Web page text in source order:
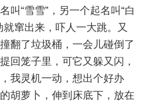
叫“雪雪”，另一个起名叫“白
窜出来，吓人一大跳。又
翻了垃圾桶，一会儿碰倒了
回笼子里，可它又躲又闪，
我灵机一动，想出个好办
胡萝卜，伸到床底下，放在